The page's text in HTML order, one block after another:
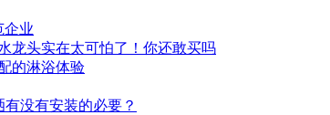
企业
龙头实在太可怕了！你还敢买吗
的淋浴体验
没有安装的必要？